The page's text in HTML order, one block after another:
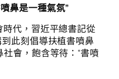
鼻是一種氣氛”
代，習近平總書記從
此刻倡導扶植書噴鼻
會，飽含等待：“書噴